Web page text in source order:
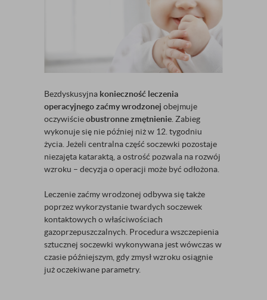
Bezdyskusyjna konieczność leczenia
operacyjnego zaćmy wrodzonej obejmuje
oczywiścieobustronne zmętnienie . Zabieg
wykonuje się nie później niż w 12. tygodniu
życia. Jeżeli centralna część soczewki pozostaje
niezajęta kataraktą, a ostrość pozwala na rozwój
wzroku – decyzja o operacji może być odłożona.
Leczenie zaćmy wrodzonej odbywa się także
poprzez wykorzystanie twardych soczewek
kontaktowych o właściwościach
gazoprzepuszczalnych. Procedura wszczepienia
sztucznej soczewki wykonywana jest wówczas w
czasie późniejszym, gdy zmysł wzroku osiągnie
już oczekiwane parametry.